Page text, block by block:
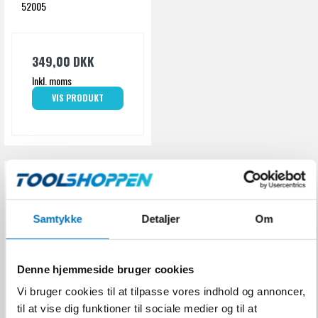
Samtykke Detaljer Om
Denne hjemmeside bruger cookies
Vi bruger cookies til at tilpasse vores indhold og annoncer,
til at vise dig funktioner til sociale medier og til at
pH-værdi
52005
349,00 DKK
Inkl. moms
VIS PRODUKT